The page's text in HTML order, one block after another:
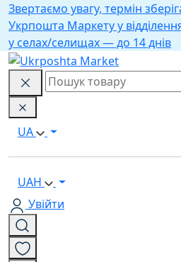
Звертаємо увагу, термін
Укрпошта Маркету у
у селах/селищах — до 14 днів
UA
UAH
Увійти